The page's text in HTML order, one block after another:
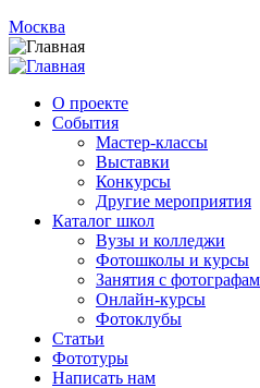
Москва
О проекте
События
Мастер-классы
Выставки
Конкурсы
Другие мероприятия
Каталог школ
Вузы и колледжи
Фотошколы и курсы
Занятия с
Онлайн-курсы
Фотоклубы
Статьи
Фототуры
Написать нам